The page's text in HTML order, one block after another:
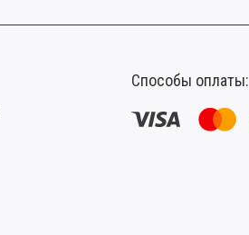
Способы оплаты: